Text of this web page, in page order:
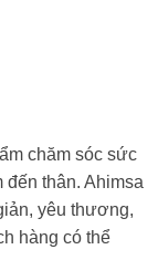
chăm sóc sức
thân. Ahimsa
yêu thương,
hàng có thể